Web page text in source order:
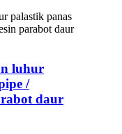
luhur
/
daur